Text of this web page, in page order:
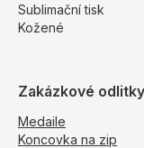
Sublimační tisk
Kožené
Zakázkové odlitky
Medaile
Koncovka na zip